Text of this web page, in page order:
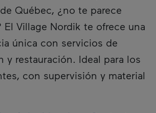
Québec, ¿no te parece
El Village Nordik te ofrece una
única con servicios de
y restauración. Ideal para los
con supervisión y material